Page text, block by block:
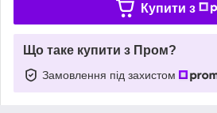
Купити з
Що таке купити з Пром?
Замовлення під захистом